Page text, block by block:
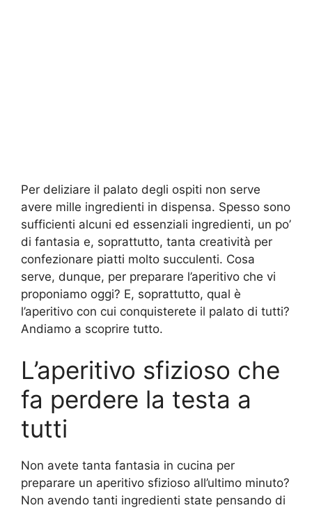
Per deliziare il palato degli ospiti non serve
avere mille ingredienti in dispensa. Spesso sono
sufficienti alcuni ed essenziali ingredienti, un po’
di fantasia e, soprattutto, tanta creatività per
confezionare piatti molto succulenti. Cosa
serve, dunque, per preparare l’aperitivo che vi
proponiamo oggi? E, soprattutto, qual è
l’aperitivo con cui conquisterete il palato di tutti?
Andiamo a scoprire tutto.
L’aperitivo sfizioso che
fa perdere la testa a
tutti
Non avete tanta fantasia in cucina per
preparare un aperitivo sfizioso all’ultimo minuto?
Non avendo tanti ingredienti state pensando di